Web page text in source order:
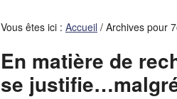
Vous êtes ici : Accueil / Archives pour
En matière de
se